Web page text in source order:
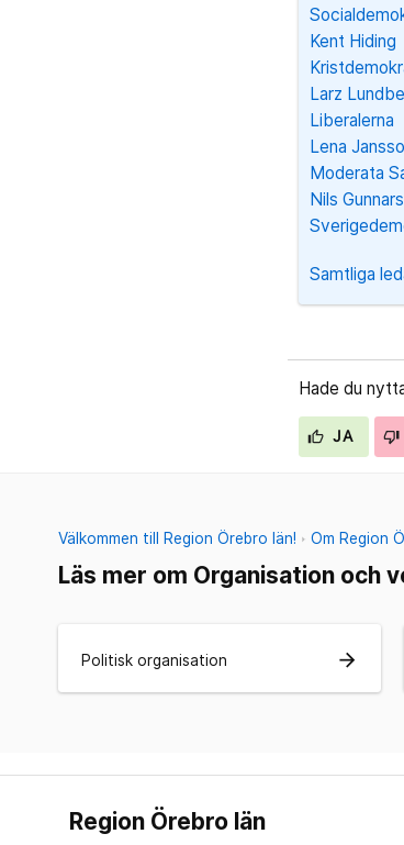
Kent Hiding
Larz
Liberalerna
Lena
Moderata
Nils
Samtliga
Hade du
JA
Välkommen till Region Örebro län! Om Region
Läs mer om Organisation och
Politisk organisation arrow_forward
Region Örebro län